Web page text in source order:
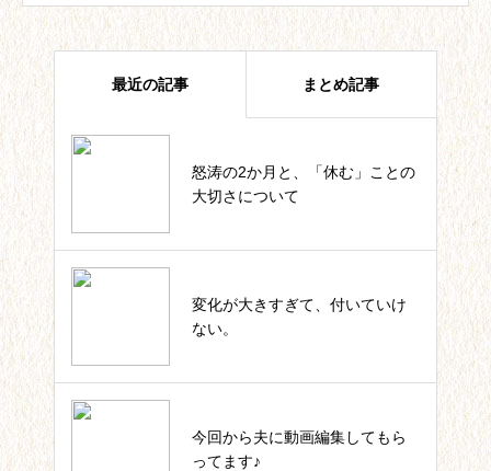
最近の記事 まとめ記事
怒涛の2か月と、「休む」ことの
大切さについて
変化が大きすぎて、付いていけ
ない。
今回から夫に動画編集してもら
ってます♪
四葉ストーリー記事一覧
私のカウンセラー起業。これまで
の軌跡一覧
いっしょにIKUJI★セルフコーチ
ング記事一覧